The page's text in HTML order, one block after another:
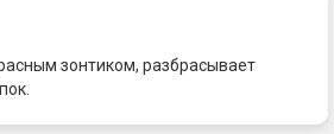
зонтиком, разбрасывает